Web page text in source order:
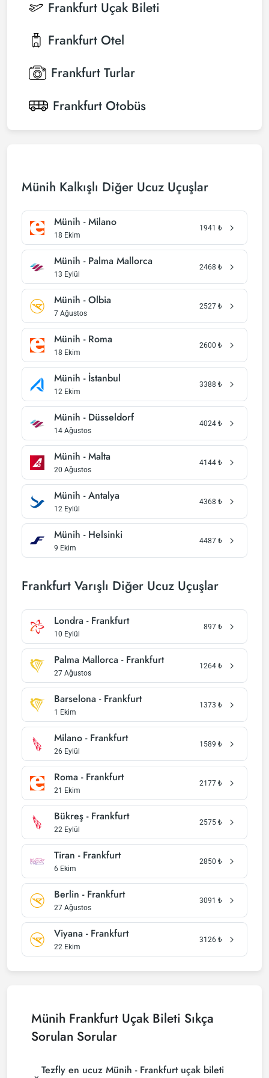
Frankfurt Uçak Bileti
Frankfurt Otel
Frankfurt Turlar
Frankfurt Otobüs
Münih Kalkışlı Diğer Ucuz Uçuşlar
Münih - Milano
18 Ekim
1941 ₺
Münih - Palma Mallorca
13 Eylül
2468 ₺
Münih - Olbia
7 Ağustos
2527 ₺
Münih - Roma
18 Ekim
2600 ₺
Münih - İstanbul
12 Ekim
3388 ₺
Münih - Düsseldorf
14 Ağustos
4024 ₺
Münih - Malta
20 Ağustos
4144 ₺
Münih - Antalya
12 Eylül
4368 ₺
Münih - Helsinki
9 Ekim
4487 ₺
Frankfurt Varışlı Diğer Ucuz Uçuşlar
Londra - Frankfurt
10 Eylül
897 ₺
Palma Mallorca - Frankfurt
27 Ağustos
1264 ₺
Barselona - Frankfurt
1 Ekim
1373 ₺
Milano - Frankfurt
26 Eylül
1589 ₺
Roma - Frankfurt
21 Ekim
2177 ₺
Bükreş - Frankfurt
22 Eylül
2575 ₺
Tiran - Frankfurt
6 Ekim
2850 ₺
Berlin - Frankfurt
27 Ağustos
3091 ₺
Viyana - Frankfurt
22 Ekim
3126 ₺
Münih Frankfurt Uçak Bileti Sıkça
Sorulan Sorular
Tezfly en ucuz Münih - Frankfurt uçak bileti